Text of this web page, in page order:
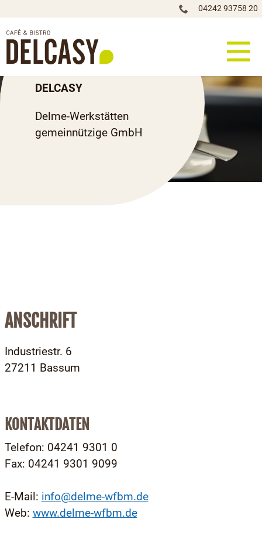
04242 93758 20
IMPRESSUM
DELCASY
Delme-Werkstätten
gemeinnützige GmbH
ANSCHRIFT
Industriestr. 6
27211 Bassum
KONTAKTDATEN
Telefon: 04241 9301 0
Fax: 04241 9301 9099
E-Mail: info@delme-wfbm.de
Web: www.delme-wfbm.de